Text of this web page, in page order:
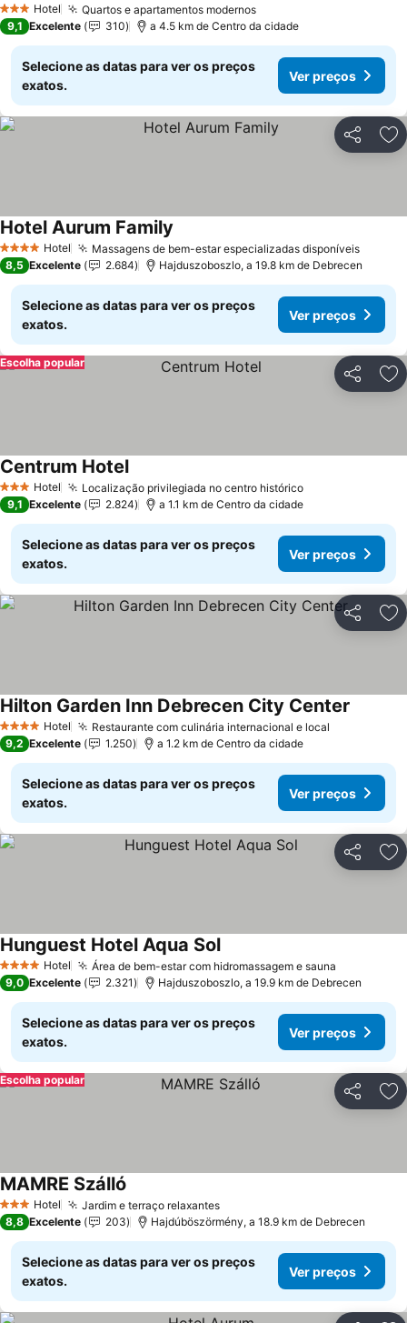
3 EstrelasHotel Quartos e apartamentos modernosVer preços
9,1 Excelente 310 a 4.5 km de Centro da cidade
Selecione as datas para ver os preços
exatos.
Ver preços
Partilhar
4 EstrelasHotel Massagens de bem-estar especializadas disponíveisVer
Hotel Aurum Family
8,5 Excelente 2.684 Hajduszoboszlo, a 19.8 km de Debrecen
Selecione as datas para ver os preços
exatos.
Ver preços
Partilhar
Escolha popular
3 EstrelasHotel Localização privilegiada no centro históricoVer preços
Centrum HotelVer preços
9,1 Excelente 2.824 a 1.1 km de Centro da cidade
Selecione as datas para ver os preços
exatos.
Ver preços
Partilhar
4 EstrelasHotel Restaurante com culinária internacional e local
Hilton Garden Inn Debrecen City Center
9,2 Excelente 1.250 a 1.2 km de Centro da cidade
Selecione as datas para ver os preços
exatos.
Ver preços
Partilhar
4 EstrelasHotel Área de bem-estar com hidromassagem e sauna
Hunguest Hotel Aqua SolVer preços
9,0 Excelente 2.321 Hajduszoboszlo, a 19.9 km de Debrecen
Selecione as datas para ver os preços
exatos.
Ver preços
Partilhar
Escolha popular
3 EstrelasHotel Jardim e terraço relaxantesVer preços
MAMRE Szálló
8,8 Excelente 203 Hajdúböszörmény, a 18.9 km de Debrecen
Selecione as datas para ver os preços
exatos.
Ver preços